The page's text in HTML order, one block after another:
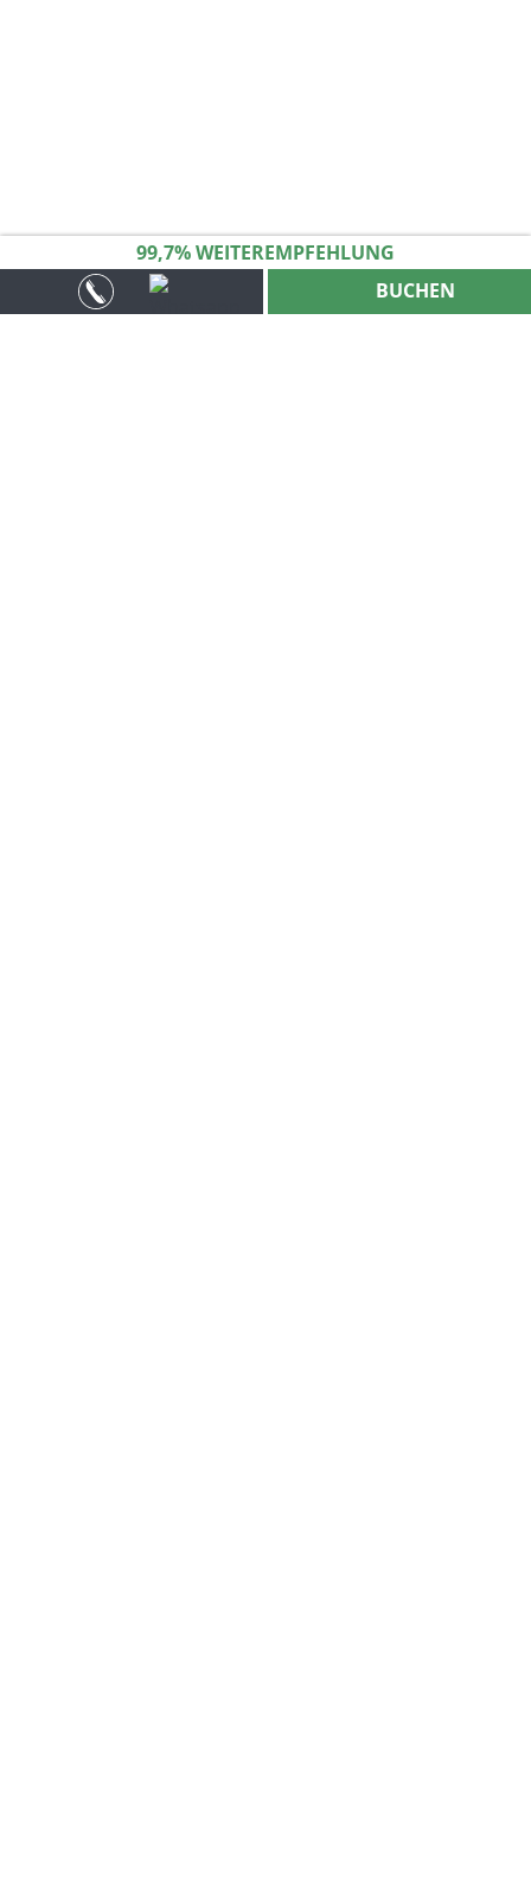
99,7% WEITER­EMPFEHLUNG
BUCHEN